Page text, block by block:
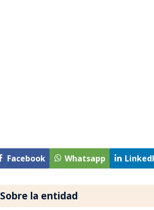
Facebook Whatsapp
Sobre la entidad